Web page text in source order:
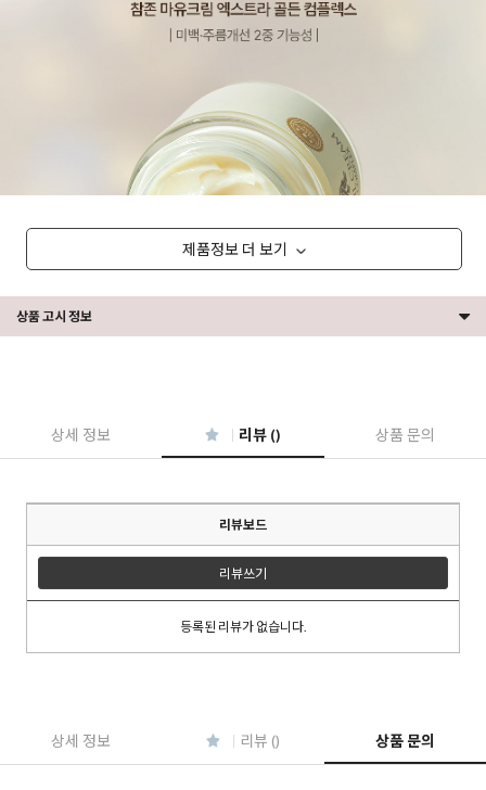
이코 라이프 하
제품정보 더 보기
상품 고시 정보
상세 정보 리뷰 () 상품 문의
리뷰보드
리뷰쓰기
등록된 리뷰가 없습니다.
상세 정보 리뷰 () 상품 문의